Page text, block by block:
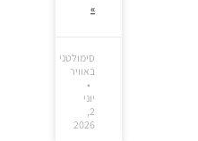
»
סימולטני
באוויר
יוני
2026